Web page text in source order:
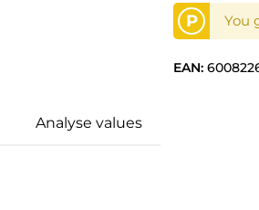
P You
EAN:
Analyse values